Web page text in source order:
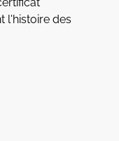
l'histoire des